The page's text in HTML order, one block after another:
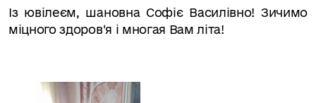
Із ювілеєм, шановна Софіє Василівно! Зичимо
міцного здоров’я і многая Вам літа!